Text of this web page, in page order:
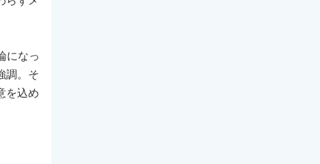
になっ
調。そ
を込め